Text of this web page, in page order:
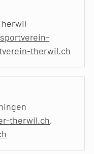
therwil.ch
therwil.ch,